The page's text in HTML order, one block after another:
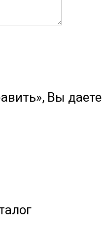
Вы даете